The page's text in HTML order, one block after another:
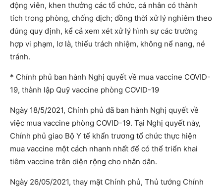
động viên, khen thưởng các tổ chức, cá nhân có thành
tích trong phòng, chống dịch; đồng thời xử lý nghiêm theo
đúng quy định, kể cả xem xét xử lý hình sự các trường
hợp vi phạm, lơ là, thiếu trách nhiệm, không nể nang, né
tránh.
* Chính phủ ban hành Nghị quyết về mua vaccine COVID-
19, thành lập Quỹ vaccine phòng COVID-19
Ngày 18/5/2021, Chính phủ đã ban hành Nghị quyết về
việc mua vaccine phòng COVID-19. Tại Nghị quyết này,
Chính phủ giao Bộ Y tế khẩn trương tổ chức thực hiện
mua vaccine một cách nhanh nhất để có thể triển khai
tiêm vaccine trên diện rộng cho nhân dân.
Ngày 26/05/2021, thay mặt Chính phủ, Thủ tướng Chính